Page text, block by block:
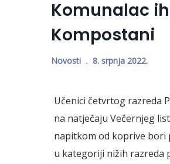
Komunalac
Kompostani
Novosti 8. srpnja 2022.
Učenici četvrtog razreda
na natječaju Večernjeg
napitkom od koprive bori
u kategoriji nižih razreda